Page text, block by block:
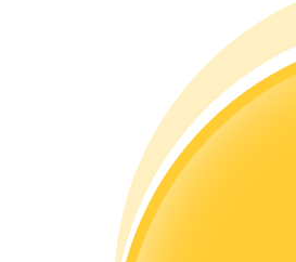
et des commissions de copy